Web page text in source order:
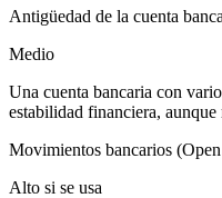
Antigüedad de la cuenta
Medio
Una cuenta bancaria con
estabilidad financiera,
Movimientos bancarios
Alto si se usa